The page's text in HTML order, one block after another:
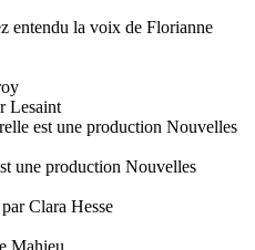
entendu la voix de Florianne
Lesaint
est une production Nouvelles
une production Nouvelles
Clara Hesse